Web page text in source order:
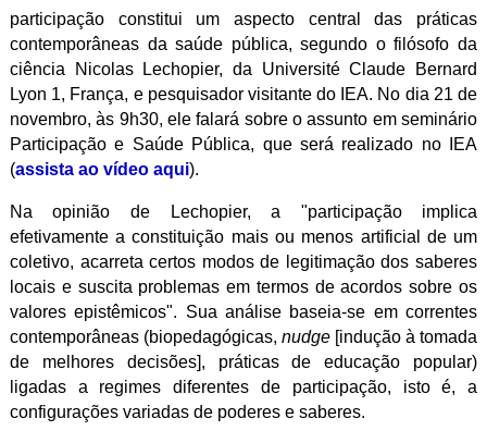
participação constitui um aspecto central das práticas
contemporâneas da saúde pública, segundo o filósofo da
ciência Nicolas Lechopier, da Université Claude Bernard
Lyon 1, França, e pesquisador visitante do IEA. No dia 21 de
novembro, às 9h30, ele falará sobre o assunto em seminário
Participação e Saúde Pública, que será realizado no IEA
(assista ao vídeo aqui).
Na opinião de Lechopier, a "participação implica
efetivamente a constituição mais ou menos artificial de um
coletivo, acarreta certos modos de legitimação dos saberes
locais e suscita problemas em termos de acordos sobre os
valores epistêmicos". Sua análise baseia-se em correntes
contemporâneas (biopedagógicas, nudge [indução à tomada
de melhores decisões], práticas de educação popular)
ligadas a regimes diferentes de participação, isto é, a
configurações variadas de poderes e saberes.